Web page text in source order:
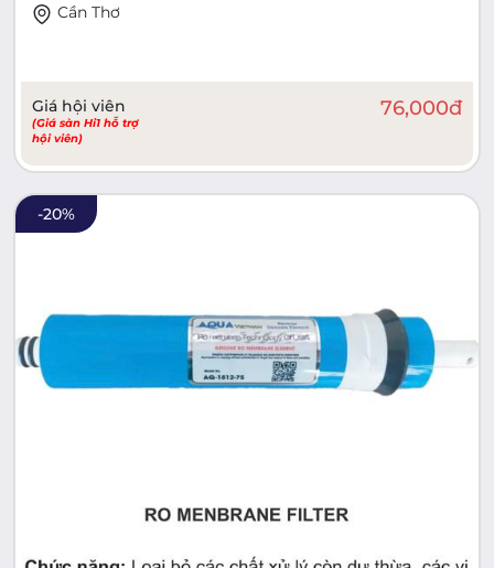
Cần Thơ
Giá hội viên
(Giá sàn Hi1 hỗ trợ
hội viên)
76,000đ
-20%